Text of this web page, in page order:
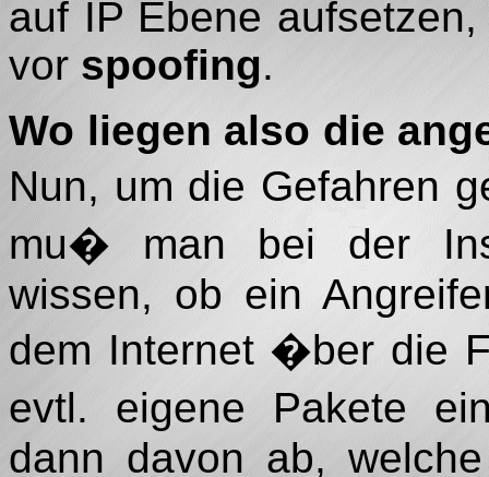
auf IP Ebene
vor spoofing.
Wo liegen also die
Nun, um die Gefahren
mu� man bei der
wissen, ob ein
dem Internet �ber die
evtl. eigene Pakete
dann davon ab,